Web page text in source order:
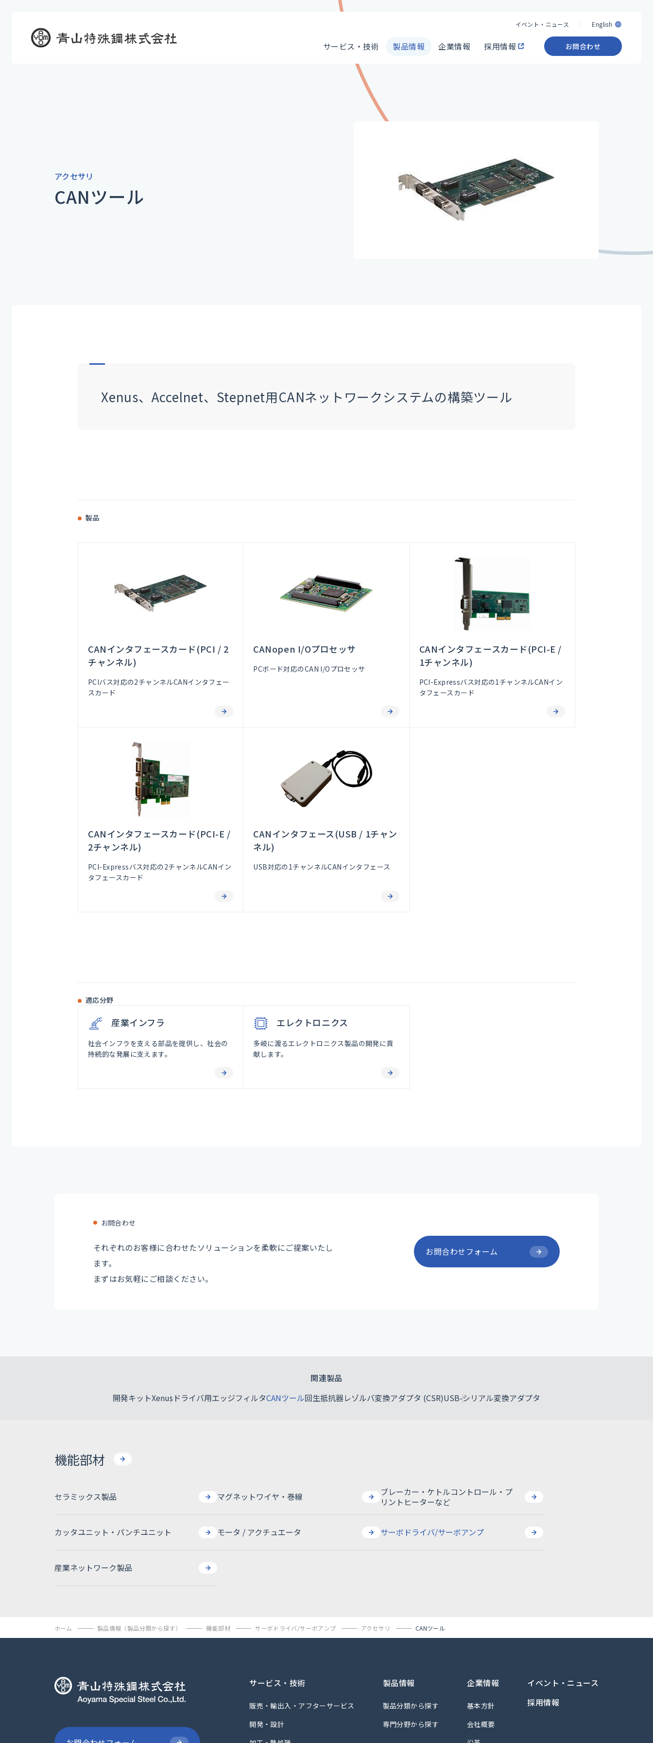
サービス・技術
サービス・技術
製品情報 企業情報 採用情報
イベント・ニュース
イベント・ニュース
English
English
お問合わせ
アクセサリ
CANツール
Xenus、Accelnet、Stepnet用CANネットワークシステムの構築ツール
製品
CANインタフェースカード(PCI / 2
チャンネル)
PCIバス対応の2チャンネルCANインタフェー
スカード
CANopen I/Oプロセッサ
PCボード対応のCAN I/Oプロセッサ
CANインタフェースカード(PCI-E /
1チャンネル)
PCI-Expressバス対応の1チャンネルCANイン
タフェースカード
CANインタフェースカード(PCI-E /
2チャンネル)
PCI-Expressバス対応の2チャンネルCANイン
タフェースカード
CANインタフェース(USB / 1チャン
ネル)
USB対応の1チャンネルCANインタフェース
適応分野
産業インフラ
社会インフラを支える部品を提供し、社会の
持続的な発展に支えます。
エレクトロニクス
多岐に渡るエレクトロニクス製品の開発に貢
献します。
お問合わせ
それぞれのお客様に合わせたソリューションを柔軟にご提案いたし
ます。
まずはお気軽にご相談ください。
お問合わせフォーム
関連製品
開発キットXenusドライバ用エッジフィルタCANツール回生抵抗器レゾルバ変換アダプタ (CSR)USB-シリアル変換アダプタ
機能部材
機能部材
セラミックス製品
セラミックス製品
マグネットワイヤ・巻線
ブレーカー・ケトルコントロール・プ
リントヒーターなど
ブレーカー・ケトルコントロール・プ
カッタユニット・パンチユニット モータ / アクチュエータ サーボドライバ/サーボアンプ
産業ネットワーク製品
ホーム
ホーム
製品情報（製品分類から探す）
製品情報（製品分類から探す）
機能部材
機能部材
サーボドライバ/サーボアンプ アクセサリ CANツール
サービス・技術
サービス・技術
販売・輸出入・アフターサービス
開発・設計
製品情報
製品情報
製品分類から探す
専門分野から探す
企業情報
基本方針
会社概要
イベント・ニュース
採用情報